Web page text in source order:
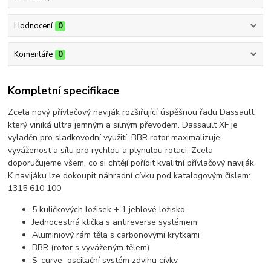
Hodnocení 0
Komentáře 0
Kompletní specifikace
Zcela nový přívlačový naviják rozšiřující úspěšnou řadu Dassault,
který viniká ultra jemným a silným převodem. Dassault XF je
vyladěn pro sladkovodní využití. BBR rotor maximalizuje
vyváženost a sílu pro rychlou a plynulou rotaci. Zcela
doporučujeme všem, co si chtějí pořídit kvalitní přívlačový naviják.
K navijáku lze dokoupit náhradní cívku pod katalogovým číslem:
1315 610 100
5 kuličkových ložisek + 1 jehlové ložisko
Jednocestná klička s antireverse systémem
Aluminiový rám těla s carbonovými krytkami
BBR (rotor s vyváženým tělem)
S-curve oscilační systém zdvihu cívky